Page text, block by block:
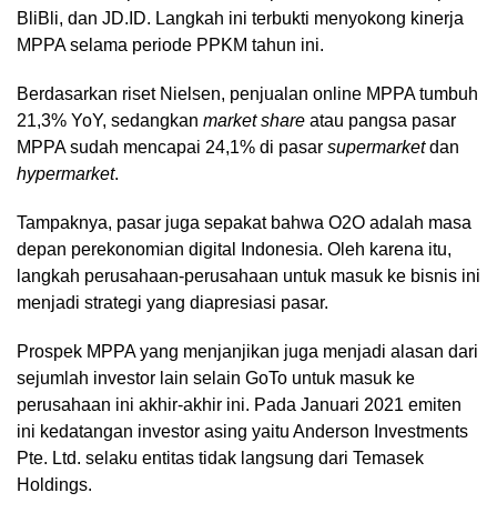
BliBli, dan JD.ID. Langkah ini terbukti menyokong kinerja
MPPA selama periode PPKM tahun ini.
Berdasarkan riset Nielsen, penjualan online MPPA tumbuh
21,3% YoY, sedangkan market share atau pangsa pasar
MPPA sudah mencapai 24,1% di pasar supermarketdan
hypermarket.
Tampaknya, pasar juga sepakat bahwa O2O adalah masa
depan perekonomian digital Indonesia. Oleh karena itu,
langkah perusahaan-perusahaan untuk masuk ke bisnis ini
menjadi strategi yang diapresiasi pasar.
Prospek MPPA yang menjanjikan juga menjadi alasan dari
sejumlah investor lain selain GoTo untuk masuk ke
perusahaan ini akhir-akhir ini. Pada Januari 2021 emiten
ini kedatangan investor asing yaitu Anderson Investments
Pte. Ltd. selaku entitas tidak langsung dari Temasek
Holdings.